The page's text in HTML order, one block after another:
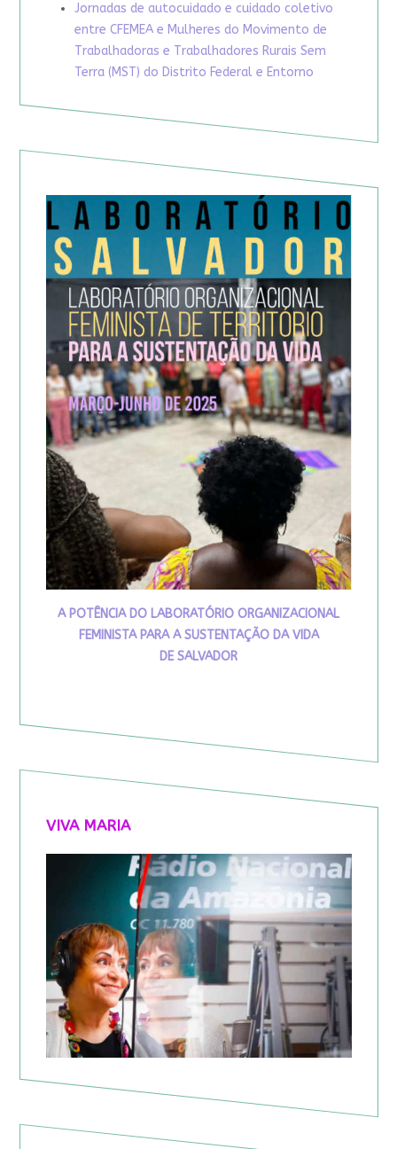
Jornadas de autocuidado e cuidado coletivo
entre CFEMEA e Mulheres do Movimento de
Trabalhadoras e Trabalhadores Rurais Sem
Terra (MST) do Distrito Federal e Entorno
A POTÊNCIA DO LABORATÓRIO ORGANIZACIONAL
FEMINISTA PARA A SUSTENTAÇÃO DA VIDA
DE SALVADOR
VIVA MARIA